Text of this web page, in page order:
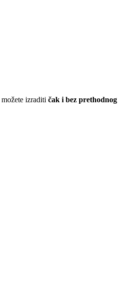
izraditi čak i bez prethodnog